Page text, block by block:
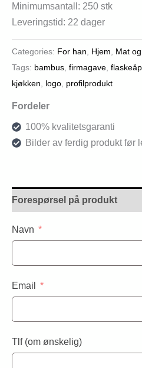
Minimumsantall: 250 stk
Leveringstid: 22 dager
Categories: For han Hjem
Mat
Tags: bambus firmagave
kjøkken
logo profilprodukt
Fordeler
100% kvalitetsgaranti
Bilder av ferdig produkt før
Forespørsel på produkt
Navn
Email
Tlf (om ønskelig)